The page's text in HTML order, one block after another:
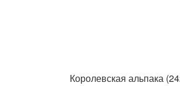
Королевская альпака